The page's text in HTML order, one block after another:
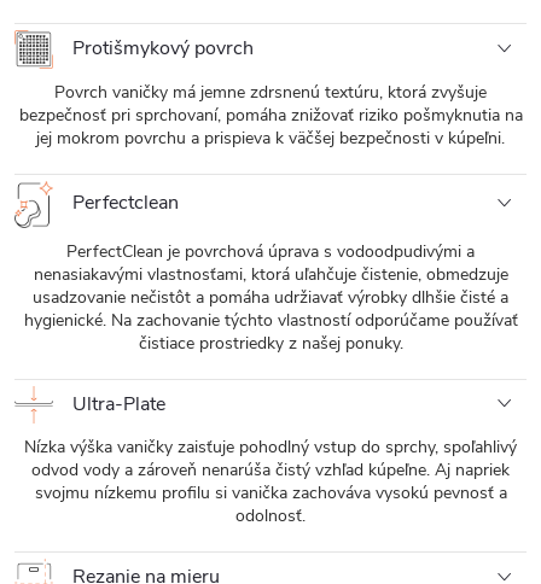
Protišmykový povrch
Povrch vaničky má jemne zdrsnenú textúru, ktorá zvyšuje
bezpečnosť pri sprchovaní, pomáha znižovať riziko pošmyknutia na
jej mokrom povrchu a prispieva k väčšej bezpečnosti v kúpeľni.
Perfectclean
PerfectClean je povrchová úprava s vodoodpudivými a
nenasiakavými vlastnosťami, ktorá uľahčuje čistenie, obmedzuje
usadzovanie nečistôt a pomáha udržiavať výrobky dlhšie čisté a
hygienické. Na zachovanie týchto vlastností odporúčame používať
čistiace prostriedky z našej ponuky.
Ultra-Plate
Nízka výška vaničky zaisťuje pohodlný vstup do sprchy, spoľahlivý
odvod vody a zároveň nenarúša čistý vzhľad kúpeľne. Aj napriek
svojmu nízkemu profilu si vanička zachováva vysokú pevnosť a
odolnosť.
Rezanie na mieru